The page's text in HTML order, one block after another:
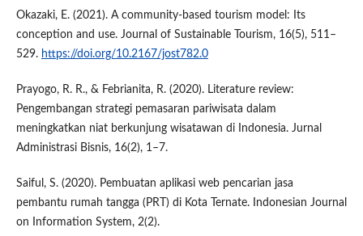
Okazaki, E. (2021). A community-based tourism model: Its
conception and use. Journal of Sustainable Tourism, 16(5), 511–
529. https://doi.org/10.2167/jost782.0
Prayogo, R. R., & Febrianita, R. (2020). Literature review:
Pengembangan strategi pemasaran pariwisata dalam
meningkatkan niat berkunjung wisatawan di Indonesia. Jurnal
Administrasi Bisnis, 16(2), 1–7.
Saiful, S. (2020). Pembuatan aplikasi web pencarian jasa
pembantu rumah tangga (PRT) di Kota Ternate. Indonesian Journal
on Information System, 2(2).